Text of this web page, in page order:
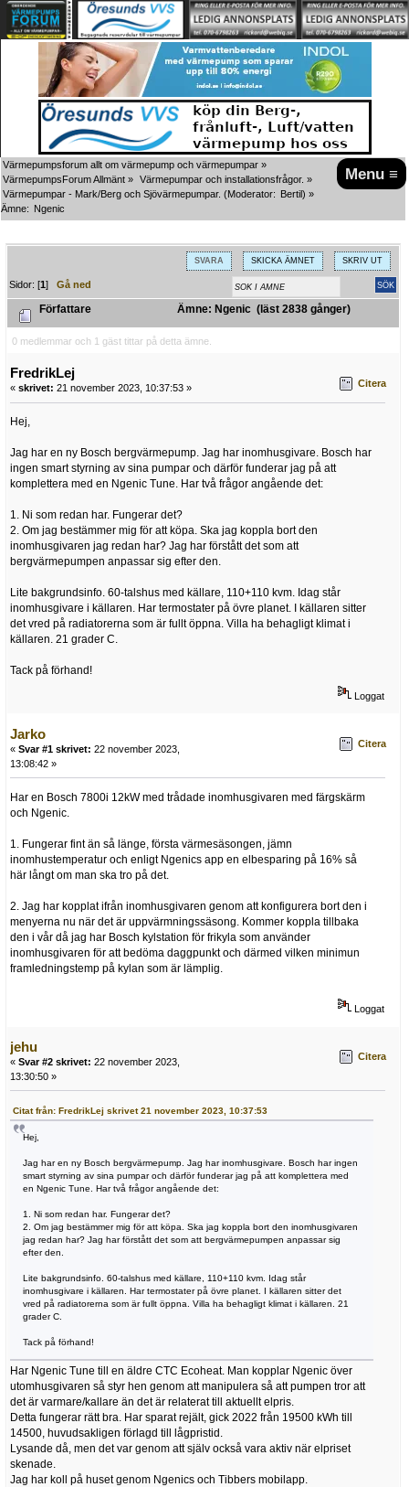
Menu ≡
Värmepumpsforum allt om värmepump och värmepumpar »
VärmepumpsForum Allmänt » Värmepumpar och installationsfrågor. »
Värmepumpar - Mark/Berg och Sjövärmepumpar. (Moderator: Bertil) »
Ämne: Ngenic
SVARA SKICKA ÄMNET SKRIV UT
Sidor: [1]Gå ned
Författare Ämne: Ngenic (läst 2838 gånger)
0 medlemmar och 1 gäst tittar på detta ämne.
FredrikLej
« skrivet: 21 november 2023, 10:37:53 » Citera
Hej,
Jag har en ny Bosch bergvärmepump. Jag har inomhusgivare. Bosch har
ingen smart styrning av sina pumpar och därför funderar jag på att
komplettera med en Ngenic Tune. Har två frågor angående det:
1. Ni som redan har. Fungerar det?
2. Om jag bestämmer mig för att köpa. Ska jag koppla bort den
inomhusgivaren jag redan har? Jag har förstått det som att
bergvärmepumpen anpassar sig efter den.
Lite bakgrundsinfo. 60-talshus med källare, 110+110 kvm. Idag står
inomhusgivare i källaren. Har termostater på övre planet. I källaren sitter
det vred på radiatorerna som är fullt öppna. Villa ha behagligt klimat i
källaren. 21 grader C.
Tack på förhand!
Loggat
Jarko
« Svar #1 skrivet: 22 november 2023,
13:08:42 »
Citera
Har en Bosch 7800i 12kW med trådade inomhusgivaren med färgskärm
och Ngenic.
1. Fungerar fint än så länge, första värmesäsongen, jämn
inomhustemperatur och enligt Ngenics app en elbesparing på 16% så
här långt om man ska tro på det.
2. Jag har kopplat ifrån inomhusgivaren genom att konfigurera bort den i
menyerna nu när det är uppvärmningssäsong. Kommer koppla tillbaka
den i vår då jag har Bosch kylstation för frikyla som använder
inomhusgivaren för att bedöma daggpunkt och därmed vilken minimun
framledningstemp på kylan som är lämplig.
Loggat
jehu
« Svar #2 skrivet: 22 november 2023,
13:30:50 »
Citera
Citat från: FredrikLej skrivet 21 november 2023, 10:37:53
Hej,
Jag har en ny Bosch bergvärmepump. Jag har inomhusgivare. Bosch har ingen
smart styrning av sina pumpar och därför funderar jag på att komplettera med
en Ngenic Tune. Har två frågor angående det:
1. Ni som redan har. Fungerar det?
2. Om jag bestämmer mig för att köpa. Ska jag koppla bort den inomhusgivaren
jag redan har? Jag har förstått det som att bergvärmepumpen anpassar sig
efter den.
Lite bakgrundsinfo. 60-talshus med källare, 110+110 kvm. Idag står
inomhusgivare i källaren. Har termostater på övre planet. I källaren sitter det
vred på radiatorerna som är fullt öppna. Villa ha behagligt klimat i källaren. 21
grader C.
Tack på förhand!
Har Ngenic Tune till en äldre CTC Ecoheat. Man kopplar Ngenic över
utomhusgivaren så styr hen genom att manipulera så att pumpen tror att
det är varmare/kallare än det är relaterat till aktuellt elpris.
Detta fungerar rätt bra. Har sparat rejält, gick 2022 från 19500 kWh till
14500, huvudsakligen förlagd till lågpristid.
Lysande då, men det var genom att själv också vara aktiv när elpriset
skenade.
Jag har koll på huset genom Ngenics och Tibbers mobilapp.